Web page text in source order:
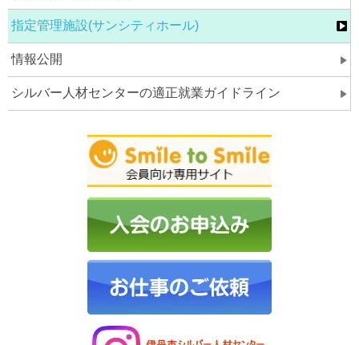
指定管理施設(サンシティホール)
情報公開
シルバー人材センターの適正就業ガイドライン